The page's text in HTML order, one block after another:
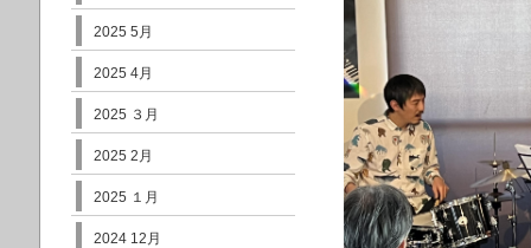
2025 5月
2025 4月
2025 ３月
2025 2月
2025 １月
2024 12月